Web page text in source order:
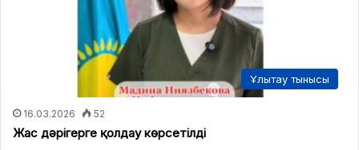
Ұлытау тынысы
16.03.2026 52
Жас дәрігерге қолдау көрсетілді